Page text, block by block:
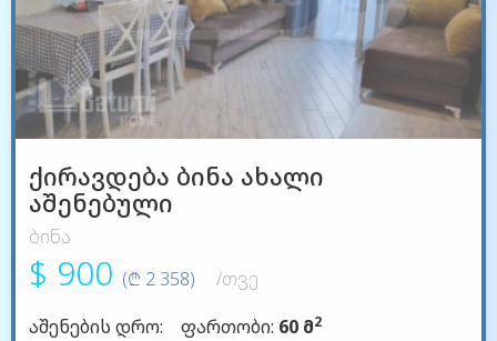
ქირავდება ბინა ახალი
აშენებული
ბინა
$ 900 (₾ 2 358)
/თვე
აშენების დრო:
ფართობი: 60 მ2